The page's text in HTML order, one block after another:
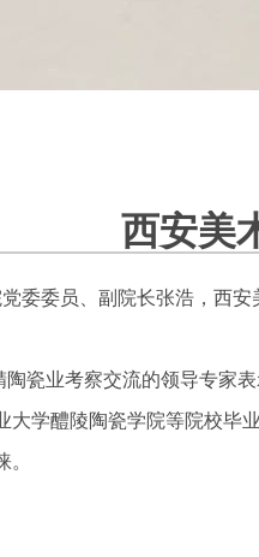
西安美
委委员、副院长张浩，西
瓷业考察交流的领导专家
大学醴陵陶瓷学院等院校毕